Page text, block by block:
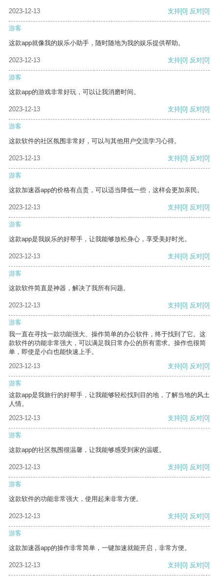
2023-12-13 支持[0] 反对[0]
游客
这款app就像我的娱乐小助手，随时随地为我的娱乐提供帮助。
2023-12-13 支持[0] 反对[0]
游客
这款app的游戏非常好玩，可以让我消磨时间。
2023-12-13 支持[0] 反对[0]
游客
这款软件的社区氛围非常好，可以与其他用户交流学习心得。
2023-12-13 支持[0] 反对[0]
游客
这款加速器app的价格有点贵，可以适当降低一些，这样会更加亲民。
2023-12-13 支持[0] 反对[0]
游客
这款app是我娱乐的好帮手，让我能够放松身心，享受美好时光。
2023-12-13 支持[0] 反对[0]
游客
这款软件简直是神器，解决了我所有问题。
2023-12-13 支持[0] 反对[0]
游客
我一直在寻找一款功能强大、操作简单的办公软件，终于找到了它。这
款软件的功能非常强大，可以满足我日常办公的所有需求。操作也很简
单，即使是小白也能快速上手。
2023-12-13
支持[0] 反对[0]
游客
这款app是我旅行的好帮手，让我能够轻松找到目的地，了解当地的风土
人情。
2023-12-13
支持[0] 反对[0]
游客
这款app的社区氛围很温馨，让我能够感受到家的温暖。
2023-12-13 支持[0] 反对[0]
游客
这款软件的功能非常强大，使用起来非常方便。
2023-12-13 支持[0] 反对[0]
游客
这款加速器app的操作非常简单，一键加速就能开启，非常方便。
2023-12-13 支持[0] 反对[0]